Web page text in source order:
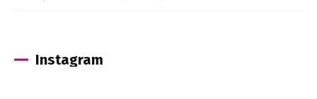
Instagram